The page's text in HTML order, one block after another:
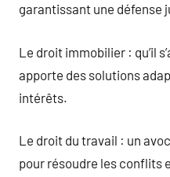
garantissant une défense
Le droit immobilier : qu’il
apporte des solutions
intérêts.
Le droit du travail : un
pour résoudre les conflits